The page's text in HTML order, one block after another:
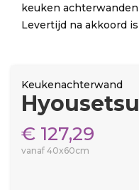
keuken
Levertijd na akkoord
Keukenachterwand
Hyousetsu
€ 127,29
vanaf 40x60cm